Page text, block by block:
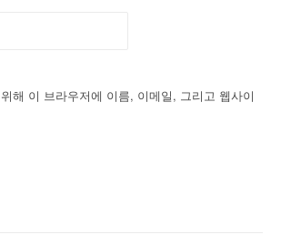
해 이 브라우저에 이름, 이메일, 그리고 웹사이